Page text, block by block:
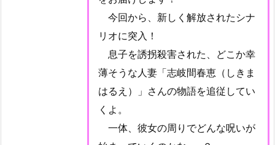
今回から、新しく解放されたシナ
リオに突入！
息子を誘拐殺害された、どこか幸
薄そうな人妻「志岐間春恵（しきま
はるえ）」さんの物語を追従してい
くよ。
一体、彼女の周りでどんな呪いが